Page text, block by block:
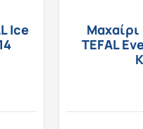
Ice
Μαχαίρι
TEFAL